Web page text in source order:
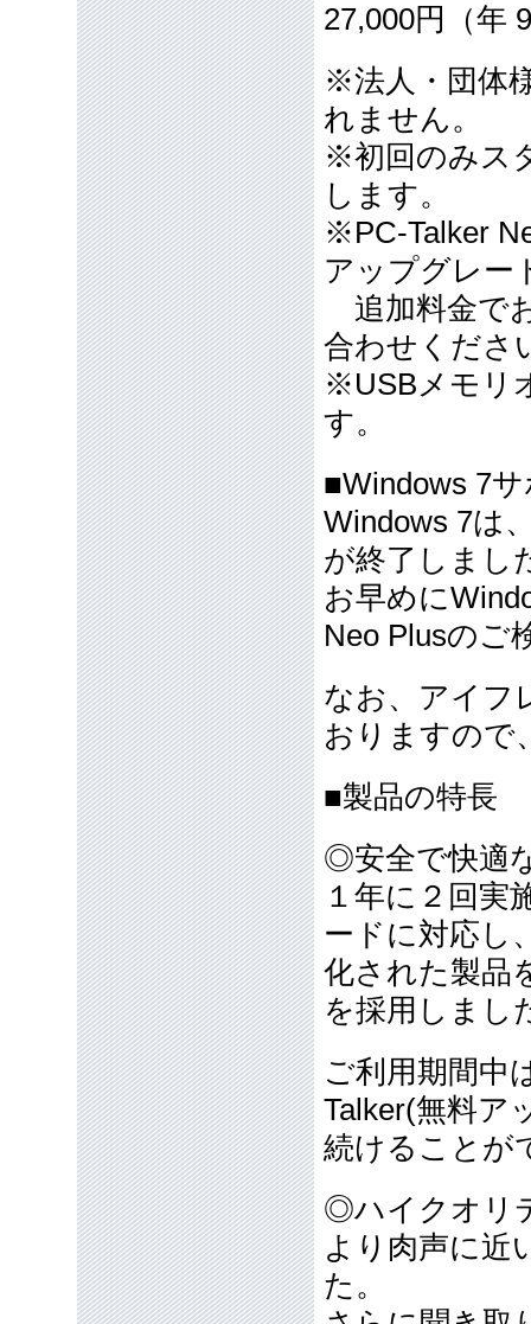
27,000円（年
※法人・団体
れません。
※初回のみス
します。
※PC-Talker
アップグレー
追加料金で
合わせくださ
※USBメモリ
す。
■Windows 7
Windows 7は
が終了しまし
お早めに
Neo Plusのご
なお、アイフ
おりますので
■製品の特長
◎安全で快適
１年に２回実
ードに対応し
化された製品
を採用しまし
ご利用期間中
Talker(無料ア
続けることが
◎ハイクオリ
より肉声に近
た。